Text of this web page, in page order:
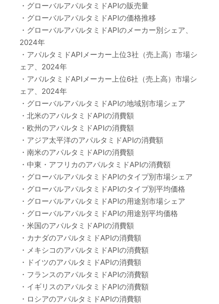
・グローバルアパルタミドAPIの販売量
・グローバルアパルタミドAPIの価格推移
・グローバルアパルタミドAPIのメーカー別シェア、
2024年
・アパルタミドAPIメーカー上位3社（売上高）市場シ
ェア、2024年
・アパルタミドAPIメーカー上位6社（売上高）市場シ
ェア、2024年
・グローバルアパルタミドAPIの地域別市場シェア
・北米のアパルタミドAPIの消費額
・欧州のアパルタミドAPIの消費額
・アジア太平洋のアパルタミドAPIの消費額
・南米のアパルタミドAPIの消費額
・中東・アフリカのアパルタミドAPIの消費額
・グローバルアパルタミドAPIのタイプ別市場シェア
・グローバルアパルタミドAPIのタイプ別平均価格
・グローバルアパルタミドAPIの用途別市場シェア
・グローバルアパルタミドAPIの用途別平均価格
・米国のアパルタミドAPIの消費額
・カナダのアパルタミドAPIの消費額
・メキシコのアパルタミドAPIの消費額
・ドイツのアパルタミドAPIの消費額
・フランスのアパルタミドAPIの消費額
・イギリスのアパルタミドAPIの消費額
・ロシアのアパルタミドAPIの消費額